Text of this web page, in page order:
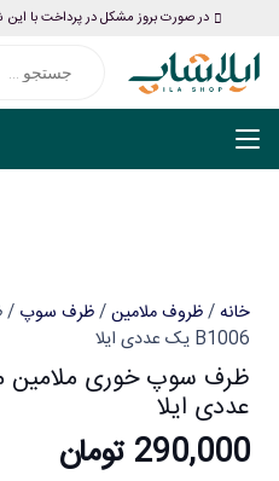
در صورت بروز مشکل در پرداخت با این شماره در
search
خانه/ظروف ملامین/ظرف سوپ /
B1006 یک عددی ایلا
عددی ایلا
290,000تومان